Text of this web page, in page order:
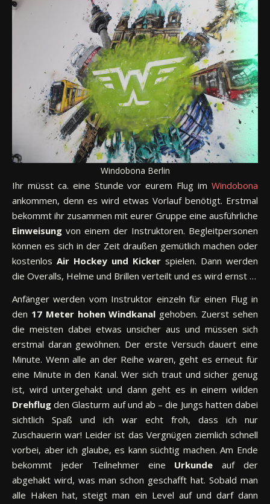
Windobona Berlin
Ihr müsst ca. eine Stunde vor eurem Flug im Windobona
ankommen, denn es wird etwas Vorlauf benötigt. Erstmal
bekommt ihr zusammen mit eurer Gruppe eine ausführliche
Einweisung von einem der Instruktoren. Begleitpersonen
können es sich in der Zeit draußen gemütlich machen oder
kostenlos Air Hockey und Kicker spielen. Dann werden
die Overalls, Helme und Brillen verteilt und es wird ernst …
Anfänger werden vom Instruktor einzeln für einen Flug in
den 17 Meter hohen Windkanal gehoben. Zuerst sehen
die meisten dabei etwas unsicher aus und müssen sich
erstmal daran gewöhnen. Der erste Versuch dauert eine
Minute. Wenn alle an der Reihe waren, geht es erneut für
eine Minute in den Kanal. Wer sich traut und sicher genug
ist, wird untergehakt und dann geht es in einem wilden
Drehflug den Glasturm auf und ab – die Jungs hatten dabei
sichtlich Spaß und ich war echt froh, dass ich nur
Zuschauerin war! Leider ist das Vergnügen ziemlich schnell
vorbei, aber ich glaube, es kann süchtig machen. Am Ende
bekommt jeder Teilnehmer eine Urkunde auf der
abgehakt wird, was man schon geschafft hat. Sobald man
alle Haken hat, steigt man ein Level auf und darf dann